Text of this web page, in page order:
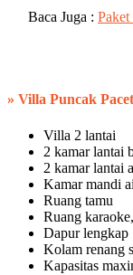
Baca Juga :
» Villa Puncak Pacet
Villa 2 lantai
2 kamar lantai
2 kamar lantai
Kamar mandi
Ruang tamu
Ruang
Dapur lengkap
Kolam renang
Kapasitas